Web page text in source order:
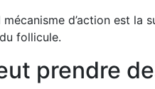
d’action est la
follicule.
prendre